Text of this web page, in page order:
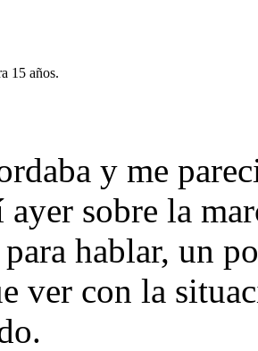
15 años.
y me
ayer sobre la
hablar, un
ver con la